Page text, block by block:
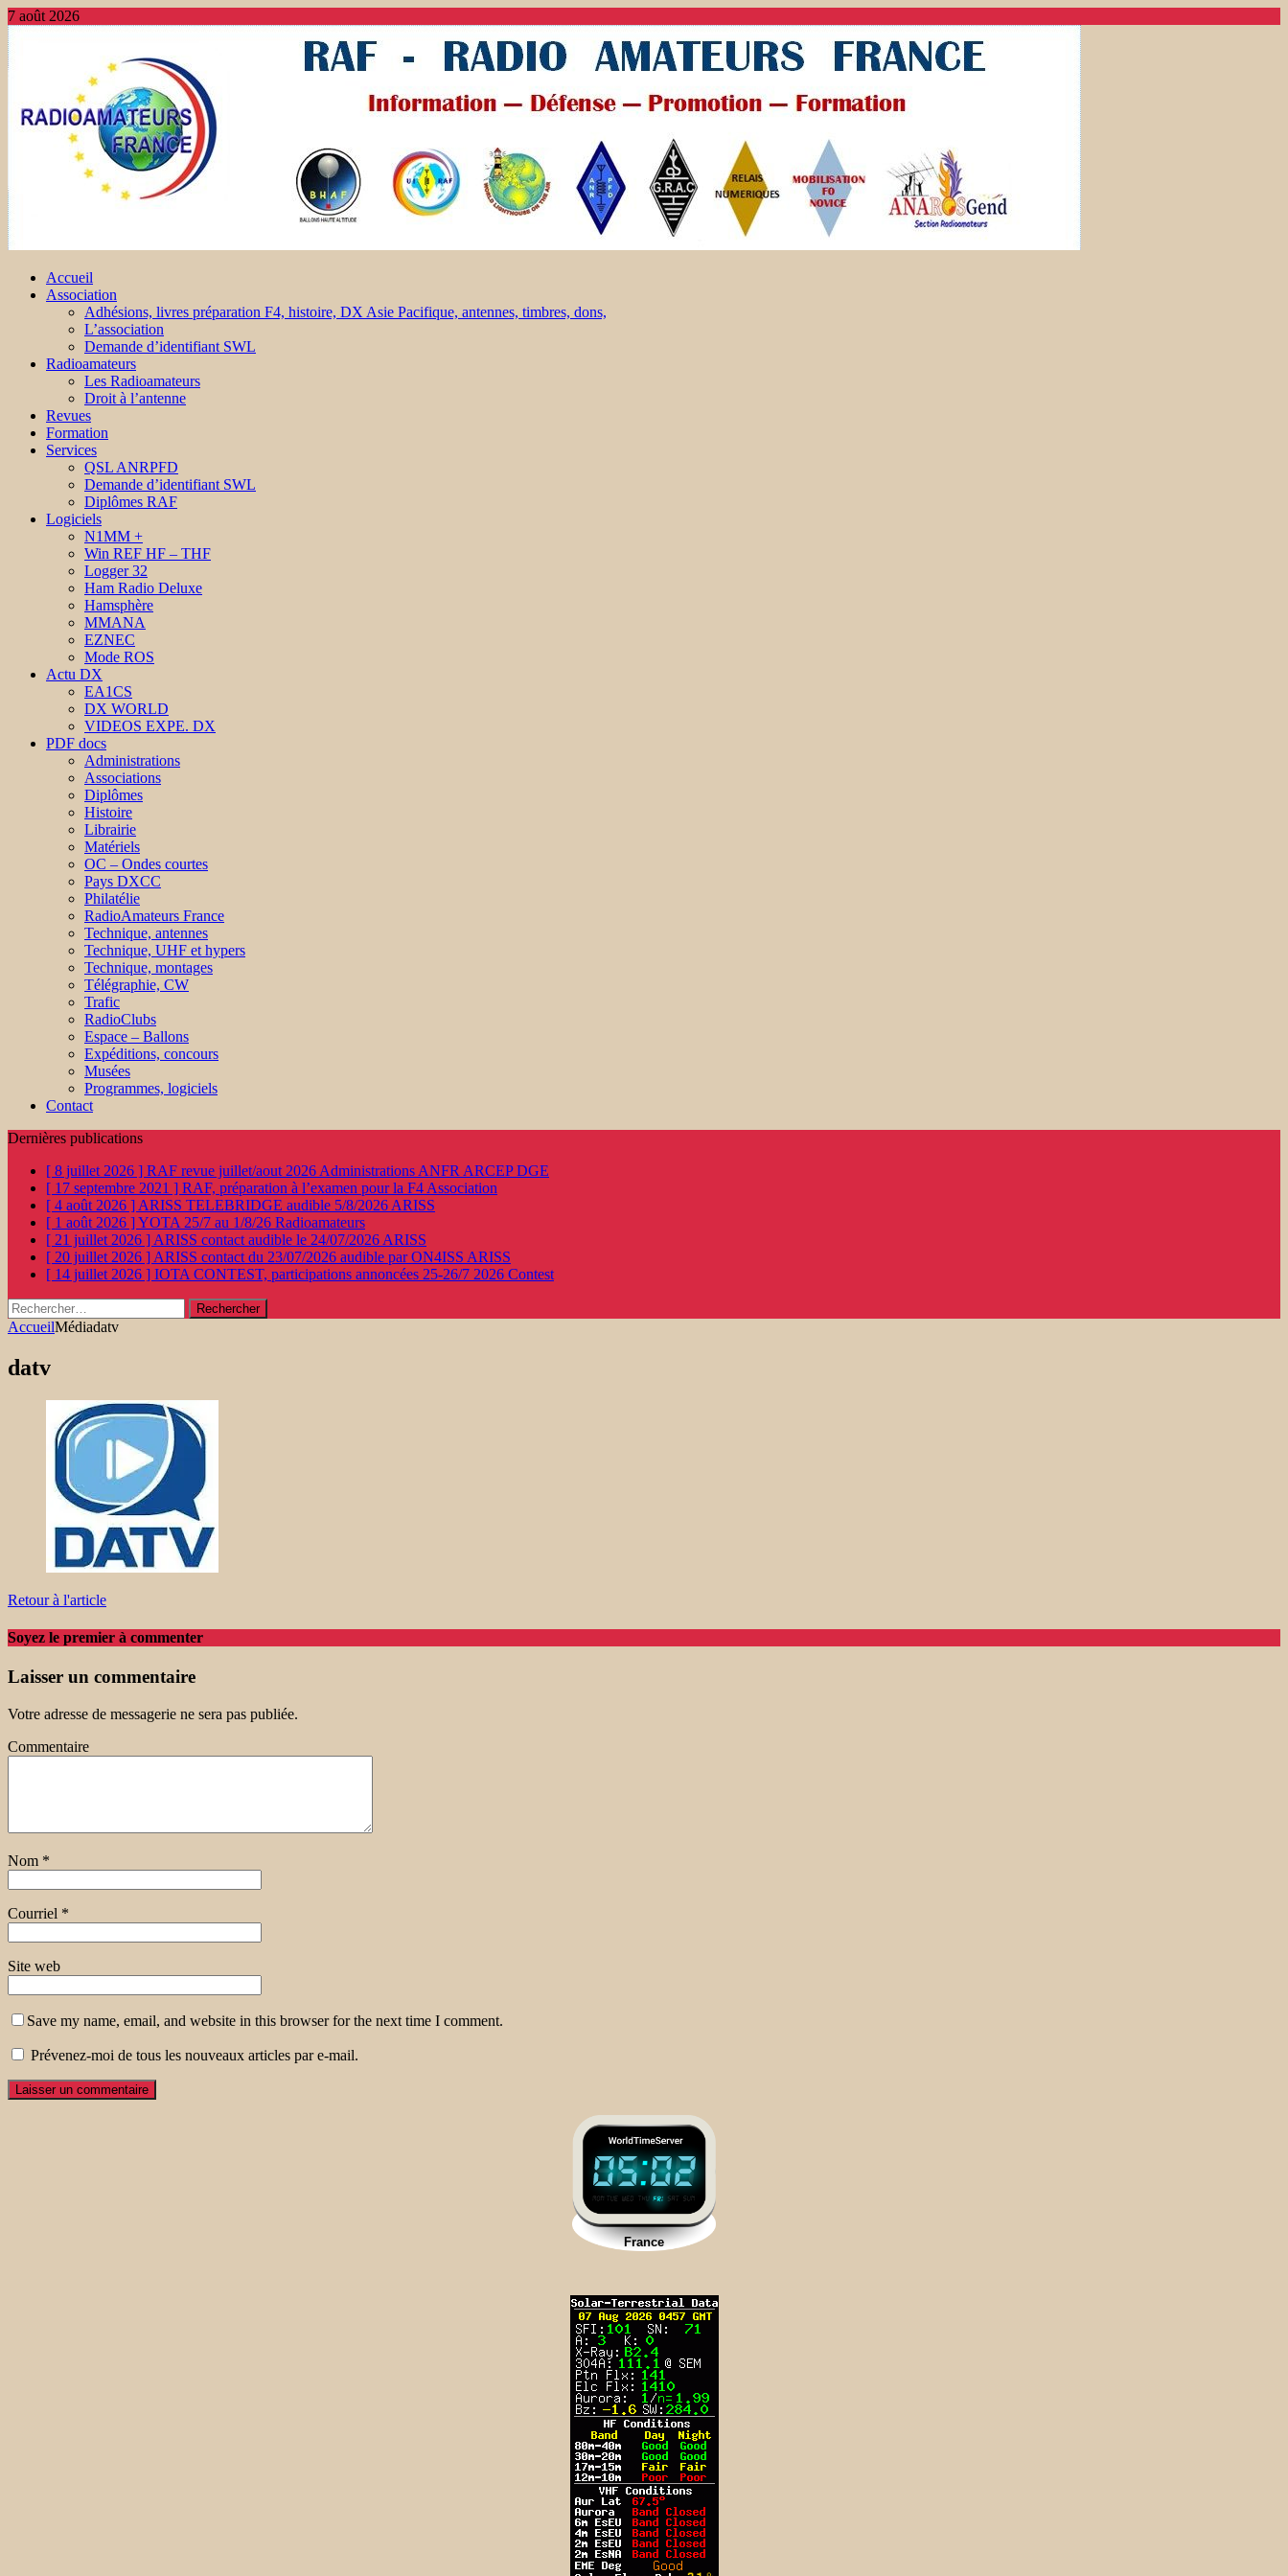
7 août 2026
Accueil
Association
Adhésions, livres préparation F4, histoire, DX Asie Pacifique, antennes, timbres, dons,
L’association
Demande d’identifiant SWL
Radioamateurs
Les Radioamateurs
Droit à l’antenne
Revues
Formation
Services
QSL ANRPFD
Demande d’identifiant SWL
Diplômes RAF
Logiciels
N1MM +
Win REF HF – THF
Logger 32
Ham Radio Deluxe
Hamsphère
MMANA
EZNEC
Mode ROS
Actu DX
EA1CS
DX WORLD
VIDEOS EXPE. DX
PDF docs
Administrations
Associations
Diplômes
Histoire
Librairie
Matériels
OC – Ondes courtes
Pays DXCC
Philatélie
RadioAmateurs France
Technique, antennes
Technique, UHF et hypers
Technique, montages
Télégraphie, CW
Trafic
RadioClubs
Espace – Ballons
Expéditions, concours
Musées
Programmes, logiciels
Contact
Dernières publications
[ 8 juillet 2026 ] RAF revue juillet/aout 2026 Administrations ANFR ARCEP DGE
[ 17 septembre 2021 ] RAF, préparation à l’examen pour la F4 Association
[ 4 août 2026 ] ARISS TELEBRIDGE audible 5/8/2026 ARISS
[ 1 août 2026 ]YOTA 25/7 au 1/8/26 Radioamateurs
[ 21 juillet 2026 ] ARISS contact audible le 24/07/2026 ARISS
[ 20 juillet 2026 ] ARISS contact du 23/07/2026 audible par ON4ISS ARISS
[ 14 juillet 2026 ] IOTA CONTEST, participations annoncées 25-26/7 2026 Contest
Rechercher :
AccueilMédiadatv
datv
Retour à l'article
Soyez le premier à commenter
Laisser un commentaire
Votre adresse de messagerie ne sera pas publiée.
Commentaire
Nom *
Courriel *
Site web
Save my name, email, and website in this browser for the next time I comment.
Prévenez-moi de tous les nouveaux articles par e-mail.